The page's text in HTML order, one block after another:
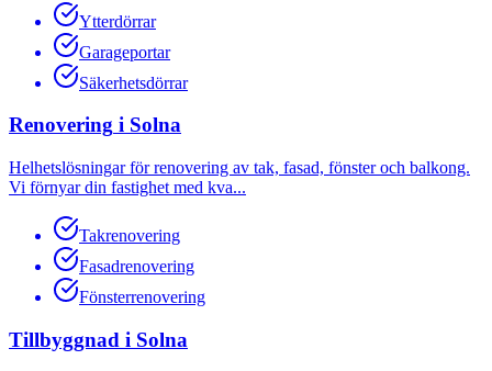
Ytterdörrar
Garageportar
Säkerhetsdörrar
Renovering i Solna
Helhetslösningar för renovering av tak, fasad, fönster och balkong.
Vi förnyar din fastighet med kva...
Takrenovering
Fasadrenovering
Fönsterrenovering
Tillbyggnad i Solna